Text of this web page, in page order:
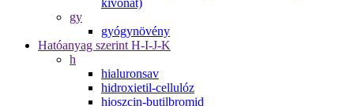
kivonat)
gy
gyógynövény
Hatóanyag szerint H-I-J-K
h
hialuronsav
hidroxietil-cellulóz
hioszcin-butilbromid